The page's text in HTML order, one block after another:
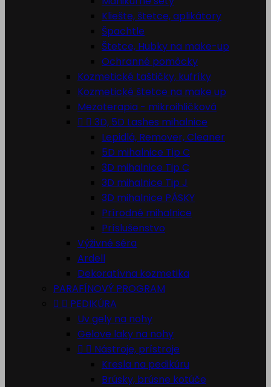
Kliešte, štetce, aplikátory
Špachtle
Štetce, Hubky na make-up
Ochranné pomôcky
Kozmetické taštičky, kufríky
Kozmetické štetce na make up
Mezoterapia - mikroihličková
  3D, 5D Lashes mihalnice
Lepidlá, Remover, Cleaner
5D mihalnice Tip C
3D mihalnice Tip C
3D mihalnice Tip J
3D mihalnice PÁSKY
Prírodné mihalnice
Príslušenstvo
Výživné séra
Ardell
Dekoratívna kozmetika
PARAFÍNOVÝ PROGRAM
  PEDIKÚRA
Uv gely na nohy
Gelove laky na nohy
  Nástroje, prístroje
Kresla na pedikúru
Brúsky, brúsne kotúče